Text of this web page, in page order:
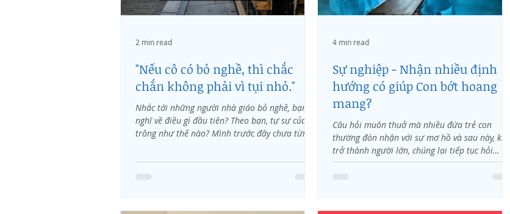
"Nếu cô có bỏ nghề, thì chắc
chắn không phải vì tụi nhỏ."
Nhắc tới những người nhà giáo bỏ nghề, bạn
nghĩ về điều gì đầu tiên? Theo bạn, tự sự của họ
trông như thế nào? Mình trước đây chưa từng...
2 min read
Sự nghiệp - Nhận nhiều định
hướng có giúp Con bớt hoang
mang?
Câu hỏi muôn thuở mà nhiều đứa trẻ con
thường đón nhận với sự mơ hồ và sau này, khi
trở thành người lớn, chúng lại tiếp tục hỏi
những đứa...
4 min read